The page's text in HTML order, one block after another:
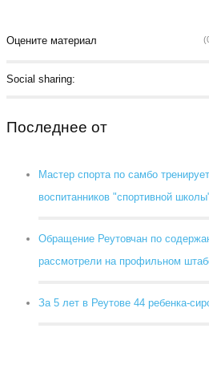
Оцените материал
Social sharing:
Последнее от
Мастер спорта по самбо
воспитанников "спортивной
Обращение Реутовчан по
рассмотрели на профильном
За 5 лет в Реутове 44 ребенка-